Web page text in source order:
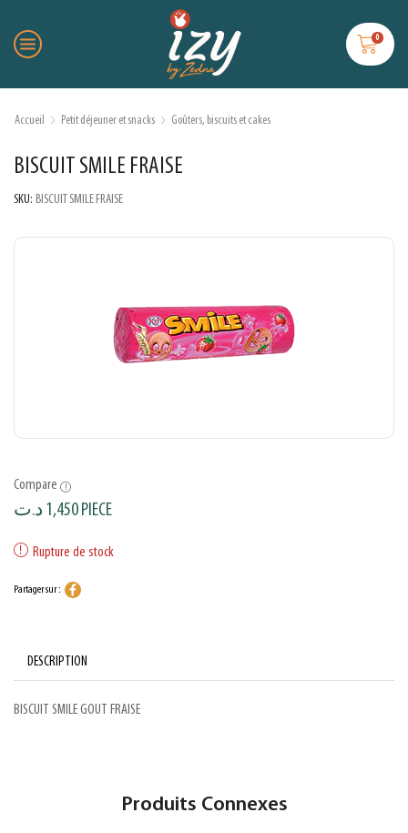
0
Accueil Petit déjeuner et snacks Goûters, biscuits et cakes
BISCUIT SMILE FRAISE
SKU: BISCUIT SMILE FRAISE
Compare
1,450د.ت PIECE
Rupture de stock
Partager sur :
DESCRIPTION
BISCUIT SMILE GOUT FRAISE
Produits Connexes